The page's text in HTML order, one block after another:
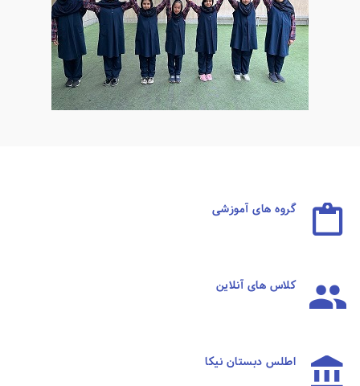
گروه های آموزشی
کلاس های آنلاین
اطلس دبستان نیکا